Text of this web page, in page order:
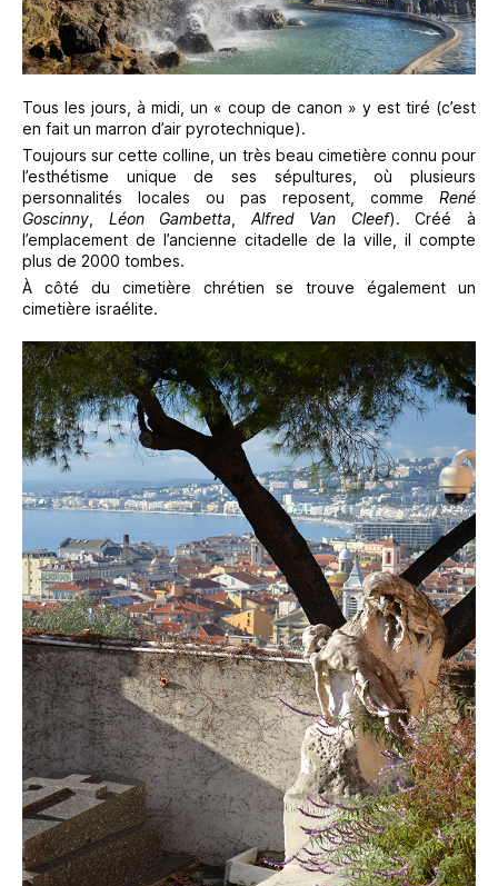
Tous les jours, à midi, un « coup de canon » y est tiré (c’est
en fait un marron d’air pyrotechnique).
Toujours sur cette colline, un très beau cimetière connu pour
l’esthétisme unique de ses sépultures, où plusieurs
personnalités locales ou pas reposent, comme René
Goscinny
Léon Gambetta Alfred Van Cleef). Créé à
l’emplacement de l’ancienne citadelle de la ville, il compte
plus de 2000 tombes.
À côté du cimetière chrétien se trouve également un
cimetière israélite.